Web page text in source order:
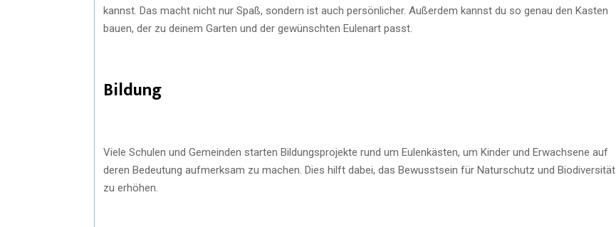
kannst. Das macht nicht nur Spaß, sondern ist auch persönlicher. Außerdem kannst du so genau den Kasten
bauen, der zu deinem Garten und der gewünschten Eulenart passt.
Bildung
Viele Schulen und Gemeinden starten Bildungsprojekte rund um Eulenkästen, um Kinder und Erwachsene auf
deren Bedeutung aufmerksam zu machen. Dies hilft dabei, das Bewusstsein für Naturschutz und Biodiversität
zu erhöhen.